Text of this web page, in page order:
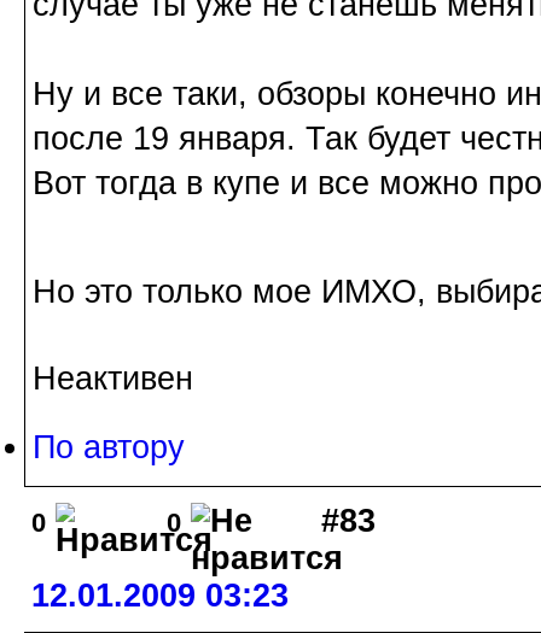
Ну и все таки, обзоры конечно
после 19 января. Так будет
Вот тогда в купе и все можно
Но это только мое ИМХО,
Неактивен
По автору
0 0 #83
12.01.2009 03:23